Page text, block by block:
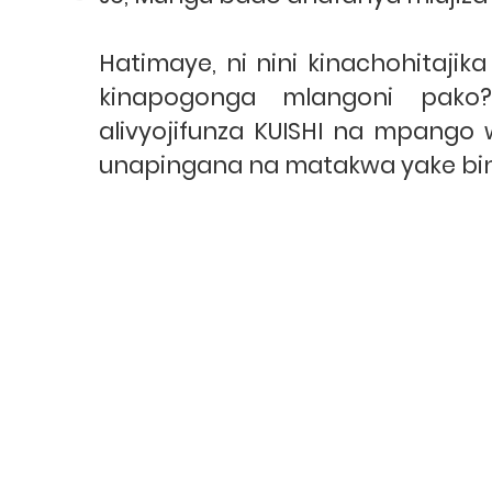
Hatimaye, ni nini
kinapogonga mlangoni
alivyojifunza KUISHI na
unapingana na matakwa yake